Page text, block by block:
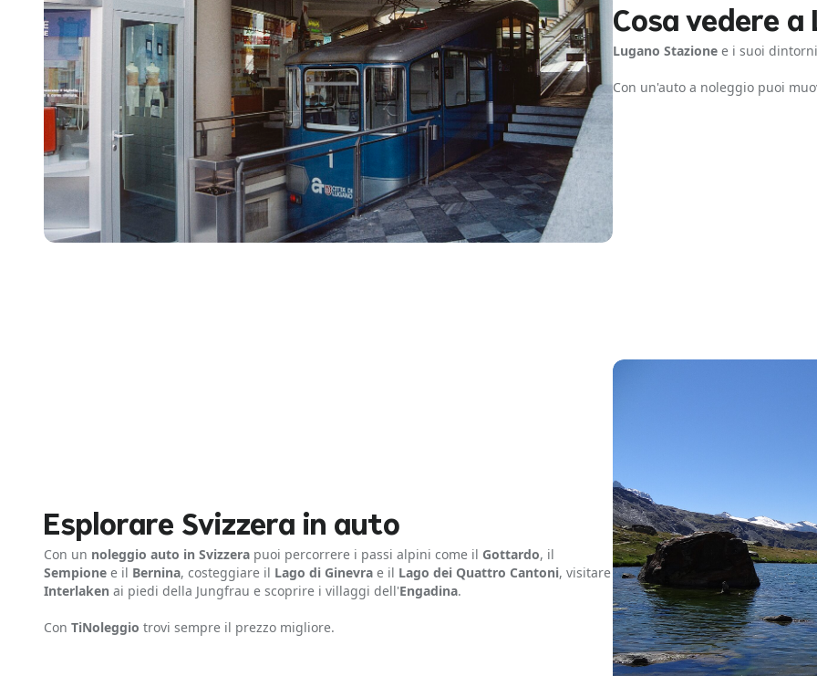
Cosa vedere
Lugano Stazione e i suoi
Con un'auto a noleggio puoi
Esplorare Svizzera in auto
Con un noleggio auto in Svizzera puoi percorrere i passi alpini come il Gottardo, il
Sempione e il Bernina, costeggiare il Lago di Ginevra e il Lago dei Quattro Cantoni, visitare
Interlaken ai piedi della Jungfrau e scoprire i villaggi dell'Engadina.
Con TiNoleggio trovi sempre il prezzo migliore.